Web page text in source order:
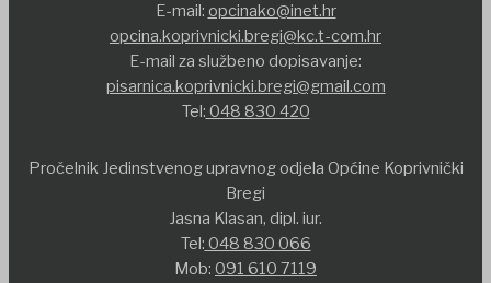
E-mail: opcinako@inet.hr
opcina.koprivnicki.bregi@kc.t-com.hr
E-mail za službeno dopisavanje:
pisarnica.koprivnicki.bregi@gmail.com
Tel: 048 830 420
Pročelnik Jedinstvenog upravnog odjela Općine Koprivnički
Bregi
Jasna Klasan, dipl. iur.
Tel: 048 830 066
Mob: 091 610 7119